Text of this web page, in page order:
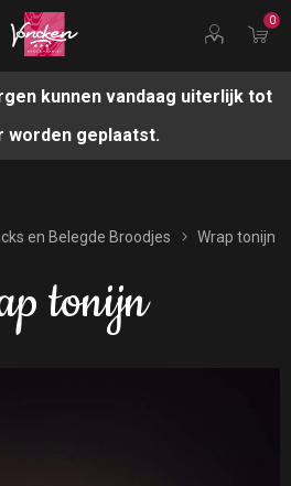
0
kunnen vandaag uiterlijk tot
worden geplaatst.
en Belegde Broodjes Wrap tonijn
tonijn